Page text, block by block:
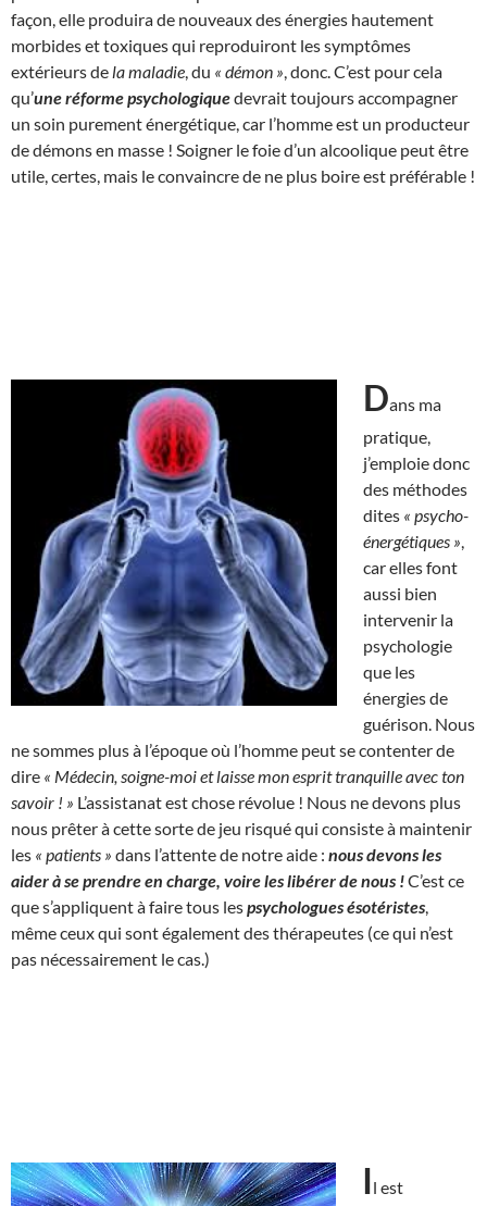
façon, elle produira de nouveaux des énergies hautement
morbides et toxiques qui reproduiront les symptômes
extérieurs de la maladie , du « démon » , donc. C’est pour cela
qu’une réforme psychologiquedevrait toujours accompagner
un soin purement énergétique, car l’homme est un producteur
de démons en masse ! Soigner le foie d’un alcoolique peut être
utile, certes, mais le convaincre de ne plus boire est préférable !
Dans ma
pratique,
j’emploie donc
des méthodes
dites « psycho-
énergétiques »
car elles font
aussi bien
intervenir la
psychologie
que les
énergies de
guérison. Nous
ne sommes plus à l’époque où l’homme peut se contenter de
dire « Médecin, soigne-moi et laisse mon esprit tranquille avec ton
savoir ! » L’assistanat est chose révolue ! Nous ne devons plus
nous prêter à cette sorte de jeu risqué qui consiste à maintenir
les « patients » dans l’attente de notre aide : nous devons les
aider à se prendre en charge, voire les libérer de nous !C’est ce
que s’appliquent à faire tous lespsychologues ésotéristes
même ceux qui sont également des thérapeutes (ce qui n’est
pas nécessairement le cas.)
Il est